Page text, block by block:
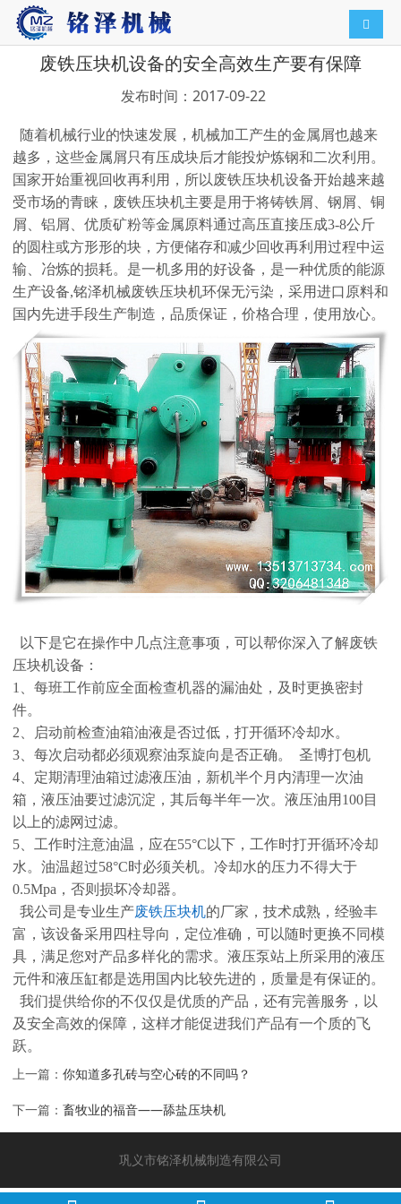
导航
废铁压块机设备的安全高效生产要有保障
发布时间：2017-09-22
随着机械行业的快速发展，机械加工产生的金属屑也越来
越多，这些金属屑只有压成块后才能投炉炼钢和二次利用。
国家开始重视回收再利用，所以废铁压块机设备开始越来越
受市场的青睐，废铁压块机主要是用于将铸铁屑、钢屑、铜
屑、铝屑、优质矿粉等金属原料通过高压直接压成3-8公斤
的圆柱或方形形的块，方便储存和减少回收再利用过程中运
输、冶炼的损耗。是一机多用的好设备，是一种优质的能源
生产设备,铭泽机械废铁压块机环保无污染，采用进口原料和
国内先进手段生产制造，品质保证，价格合理，使用放心。
以下是它在操作中几点注意事项，可以帮你深入了解废铁
压块机设备：
1、每班工作前应全面检查机器的漏油处，及时更换密封
件。
2、启动前检查油箱油液是否过低，打开循环冷却水。
3、每次启动都必须观察油泵旋向是否正确。 圣博打包机
4、定期清理油箱过滤液压油，新机半个月内清理一次油
箱，液压油要过滤沉淀，其后每半年一次。液压油用100目
以上的滤网过滤。
5、工作时注意油温，应在55°C以下，工作时打开循环冷却
水。油温超过58°C时必须关机。冷却水的压力不得大于
0.5Mpa，否则损坏冷却器。
我公司是专业生产废铁压块机的厂家，技术成熟，经验丰
富，该设备采用四柱导向，定位准确，可以随时更换不同模
具，满足您对产品多样化的需求。液压泵站上所采用的液压
元件和液压缸都是选用国内比较先进的，质量是有保证的。
我们提供给你的不仅仅是优质的产品，还有完善服务，以
及安全高效的保障，这样才能促进我们产品有一个质的飞
跃。
上一篇： 你知道多孔砖与空心砖的不同吗？
下一篇： 畜牧业的福音——舔盐压块机
巩义市铭泽机械制造有限公司